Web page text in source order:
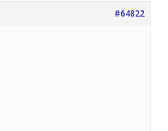
#64822